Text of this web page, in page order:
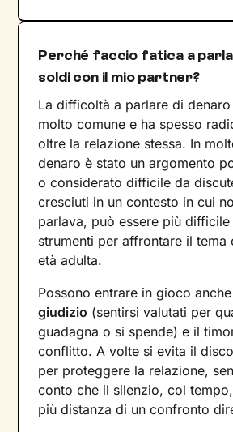
Perché faccio fatica a
soldi con il mio partner?
La difficoltà a parlare di
molto comune e ha spesso
oltre la relazione stessa. In
denaro è stato un argomento
o considerato difficile da
cresciuti in un contesto in cui
parlava, può essere più
strumenti per affrontare il tema
età adulta.
Possono entrare in gioco
giudizio (sentirsi valutati per
guadagna o si spende) e il
conflitto. A volte si evita il
per proteggere la relazione,
conto che il silenzio, col
più distanza di un confronto